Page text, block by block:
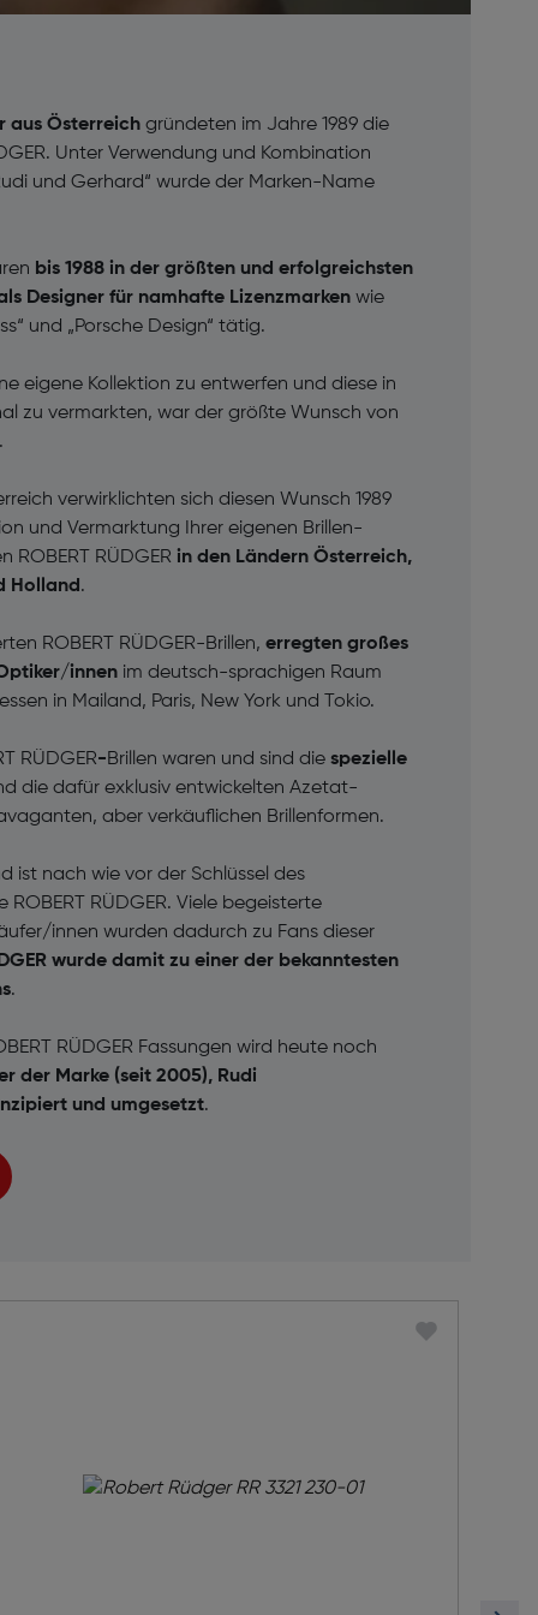
aus Österreich gründeten im Jahre 1989 die
Unter Verwendung und Kombination
und Gerhard“ wurde der Marken-Name
bis 1988 in der größten und erfolgreichsten
Designer für namhafte Lizenzmarken wie
und „Porsche Design“ tätig.
eigene Kollektion zu entwerfen und diese in
zu vermarkten, war der größte Wunsch von
verwirklichten sich diesen Wunsch 1989
und Vermarktung Ihrer eigenen Brillen-
ROBERT RÜDGER in den Ländern Österreich,
Holland.
ROBERT RÜDGER-Brillen, erregten großes
innen im deutsch-sprachigen Raum
in Mailand, Paris, New York und Tokio.
RÜDGER-Brillen waren und sind die spezielle
die dafür exklusiv entwickelten Azetat-
aber verkäuflichen Brillenformen.
ist nach wie vor der Schlüssel des
ROBERT RÜDGER. Viele begeisterte
innen wurden dadurch zu Fans dieser
wurde damit zu einer der bekanntesten
.
RÜDGER Fassungen wird heute noch
der Marke (seit 2005), Rudi
und umgesetzt.